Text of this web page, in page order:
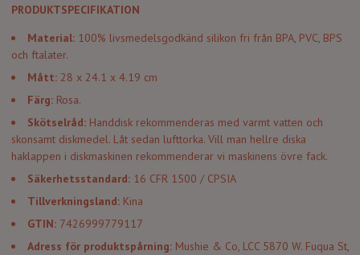
PRODUKTSPECIFIKATION
Material: 100% livsmedelsgodkänd silikon fri från BPA, PVC, BPS
och ftalater.
Mått: 28 x 24.1 x 4.19 cm
Färg: Rosa.
Skötselråd: Handdisk rekommenderas med varmt vatten och
skonsamt diskmedel. Låt sedan lufttorka. Vill man hellre diska
haklappen i diskmaskinen rekommenderar vi maskinens övre fack.
Säkerhetsstandard: 16 CFR 1500 / CPSIA
Tillverkningsland: Kina
GTIN: 7426999779117
Adress för produktspårning: Mushie & Co, LCC 5870 W. Fuqua St,